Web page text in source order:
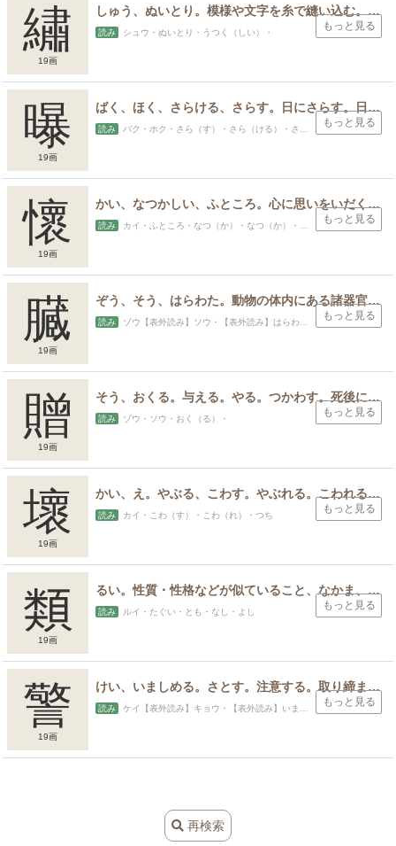
繡
19画
しゅう、ぬいとり。模様や文字を糸で縫い込む。ししゅう。にしき。うつくしい、美しく飾ったさま。
読み シュウ・ぬいとり・うつく（しい）・
もっと見る
曝
19画
ばく、ほく、さらける、さらす。日にさらす。日光にあてる。
読み バク・ホク・さら（す）・さら（ける）・さらば（える）・
もっと見る
懷
19画
かい、なつかしい、ふところ。心に思いをいだく。心のなかであたためる。胸のあたりの部分。大切にかわいがって親しませる、なつく。なつかしむ。
読み カイ・ふところ・なつ（か）・なつ（か）・なつ（・かぬ・かね・たか・ちか・つね・もち・やす・きたす
もっと見る
スポンサードリンク
臓
19画
ぞう、そう、はらわた。動物の体内にある諸器官の総称。
読み ゾウ【表外読み】ソウ・【表外読み】はらわた・
もっと見る
贈
19画
そう、おくる。与える。やる。つかわす。死後に官位や称号をおくる。おくりもの、プレゼント。
読み ゾウ・ソウ・おく（る）・
もっと見る
壞
19画
かい、え。やぶる、こわす。やぶれる。こわれる。こわれくずれる。
読み カイ・こわ（す）・こわ（れ）・つち
もっと見る
類
19画
るい。性質・性格などが似ていること、なかま、たぐい、一門、縁者、巻き添えを食らう、生物分類学上、綱・目などの代わりに用いる慣用語。
読み ルイ・たぐい・とも・なし・よし
もっと見る
警
19画
けい、いましめる。さとす。注意する。取り締まる。いましめ。さとし。注意。教訓。さとい。賢い。優れている。驚く。びっくりする。目覚める。また、驚かす。
読み ケイ【表外読み】キョウ・【表外読み】いまし（める）・さとし・ただし
もっと見る
再検索